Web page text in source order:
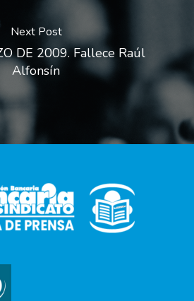
Next Post
DE 2009. Fallece Raúl
Alfonsín